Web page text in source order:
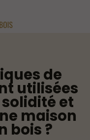
de
utilisées
et
maison
bois ?